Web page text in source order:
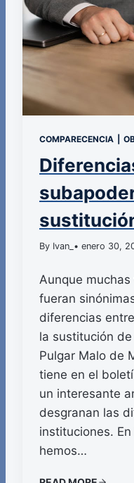
COMPARECENCIA
By Ivan_ • enero 30,
Aunque
fueran
diferencias
la sustitución
Pulgar Malo de
tiene en el
un interesante
desgranan las
instituciones.
hemos…